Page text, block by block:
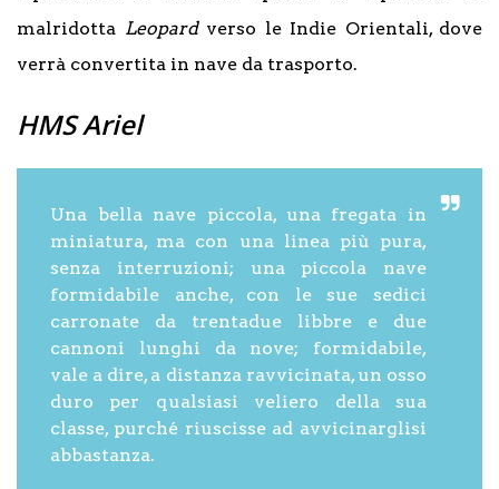
malridotta Leopardverso le Indie Orientali, dove
verrà convertita in nave da trasporto.
HMS Ariel
Una bella nave piccola, una fregata in
miniatura, ma con una linea più pura,
senza interruzioni; una piccola nave
formidabile anche, con le sue sedici
carronate da trentadue libbre e due
cannoni lunghi da nove; formidabile,
vale a dire, a distanza ravvicinata, un osso
duro per qualsiasi veliero della sua
classe, purché riuscisse ad avvicinarglisi
abbastanza.